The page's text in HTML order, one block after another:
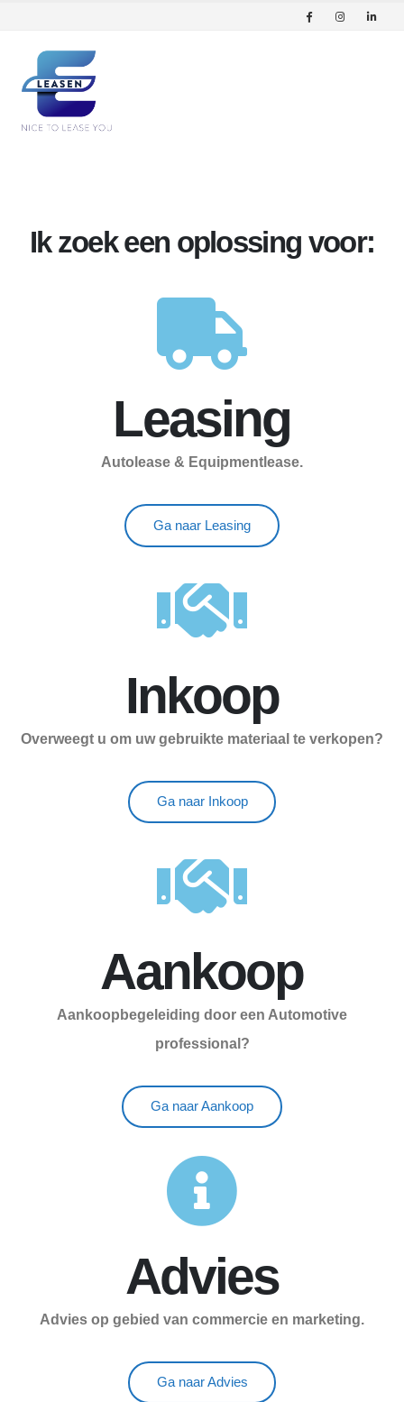
Ik zoek een oplossing voor:
Leasing
Autolease & Equipmentlease.
Ga naar Leasing
Inkoop
Overweegt u om uw gebruikte materiaal te verkopen?
Ga naar Inkoop
Aankoop
Aankoopbegeleiding door een Automotive
professional?
Ga naar Aankoop
Advies
Advies op gebied van commercie en marketing.
Ga naar Advies